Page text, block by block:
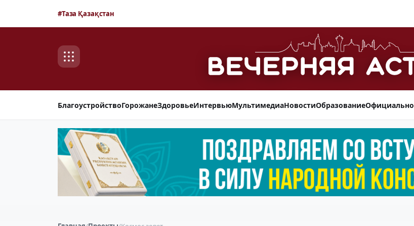
#Таза Қазақстан
БлагоустройствоГорожанеЗдоровьеИнтервьюМультимедиаНовостиОбразованиеОфициально